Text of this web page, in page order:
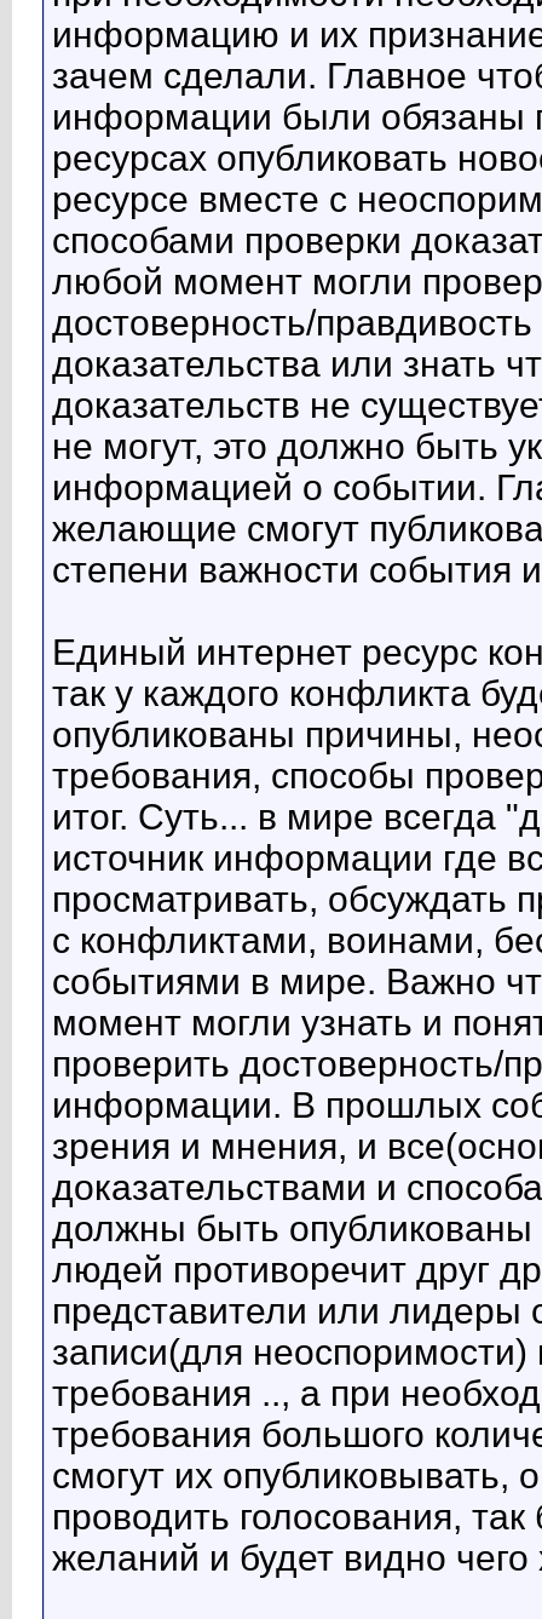
информацию и их
зачем сделали. Главное
информации были обязаны
ресурсах опубликовать
ресурсе вместе с
способами проверки
любой момент могли
достоверность/
доказательства или знать
доказательств не
не могут, это должно быть
информацией о событии.
желающие смогут
степени важности события
Единый интернет ресурс
так у каждого конфликта
опубликованы причины,
требования, способы
итог. Суть... в мире всегда
источник информации где
просматривать, обсуждать
с конфликтами, воинами,
событиями в мире. Важно
момент могли узнать и
проверить достоверность/
информации. В прошлых
зрения и мнения, и
доказательствами и
должны быть
людей противоречит друг
представители или
записи(для
требования .., а при
требования большого
смогут их опубликовывать,
проводить голосования,
желаний и будет видно